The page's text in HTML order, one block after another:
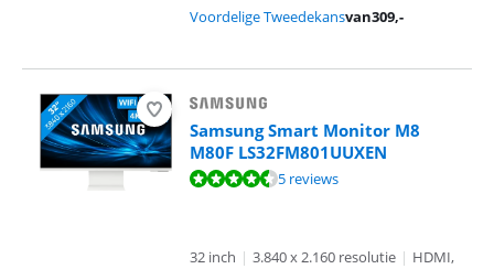
Voordelige Tweedekansvan309,-
Samsung Smart Monitor M8
M80F LS32FM801UUXEN
Beoordeling is 8,8 van de 10, gebaseerd op 5 reviews.
5 reviews
32 inch | 3.840 x 2.160 resolutie | HDMI,